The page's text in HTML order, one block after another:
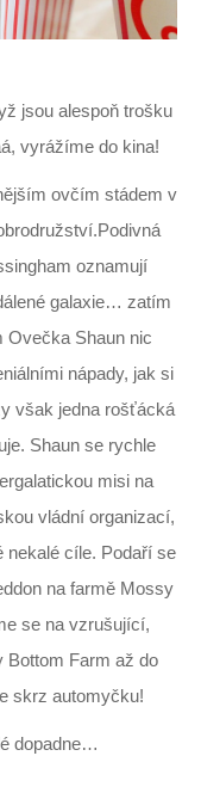
jsou alespoň trošku
vyrážíme do kina!
ovčím stádem v
oznamují
galaxie… zatím
Ovečka Shaun nic
nápady, jak si
však jedna rošťácká
Shaun se rychle
misi na
vládní organizací,
nekalé cíle. Podaří se
na farmě Mossy
se na vzrušující,
Bottom Farm až do
skrz automyčku!
dopadne…